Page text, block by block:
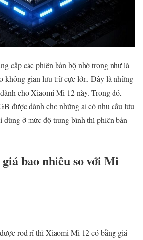
cấp các phiên bản bộ nhớ trong như là
không gian lưu trữ cực lớn. Đây là những
cho Xiaomi Mi 12 này. Trong đó,
được dành cho những ai có nhu cầu lưu
dùng ở mức độ trung bình thì phiên bản
bao nhiêu so với Mi
rod rỉ thì Xiaomi Mi 12 có bằng giá